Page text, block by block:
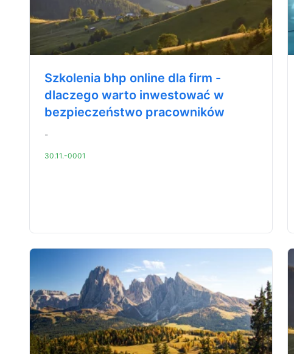
Szkolenia bhp online dla firm -
dlaczego warto inwestować w
bezpieczeństwo pracowników
-
30.11.-0001